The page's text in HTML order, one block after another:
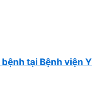
tại Bệnh viện